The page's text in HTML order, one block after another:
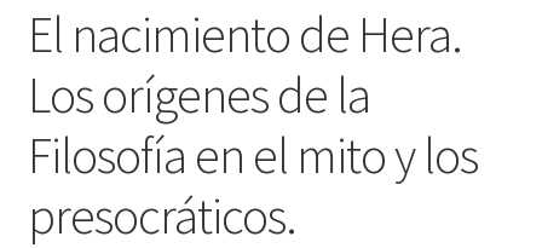
El nacimiento de Hera.
Los orígenes de la
Filosofía en el mito y los
presocráticos.